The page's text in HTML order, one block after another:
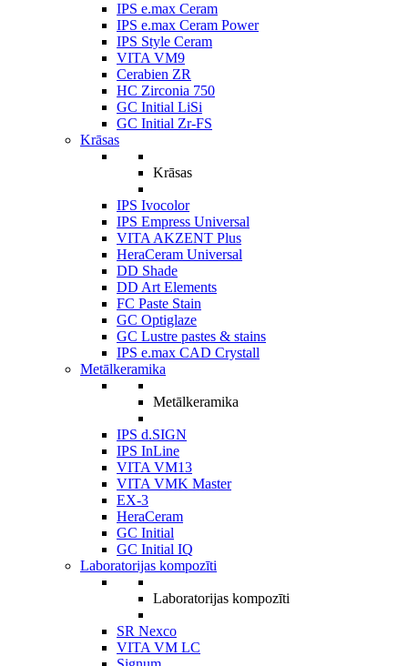
IPS e.max Ceram
IPS e.max Ceram Power
IPS Style Ceram
VITA VM9
Cerabien ZR
HC Zirconia 750
GC Initial LiSi
GC Initial Zr-FS
Krāsas
Krāsas
IPS Ivocolor
IPS Empress Universal
VITA AKZENT Plus
HeraCeram Universal
DD Shade
DD Art Elements
FC Paste Stain
GC Optiglaze
GC Lustre pastes & stains
IPS e.max CAD Crystall
Metālkeramika
Metālkeramika
IPS d.SIGN
IPS InLine
VITA VM13
VITA VMK Master
EX-3
HeraCeram
GC Initial
GC Initial IQ
Laboratorijas kompozīti
Laboratorijas kompozīti
SR Nexco
VITA VM LC